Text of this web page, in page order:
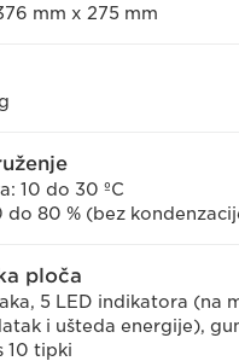
mm x 275 mm
10 do 30 ºC
do 80 % (bez
ploča
5 LED indikatora (na
i ušteda energije),
10 tipki